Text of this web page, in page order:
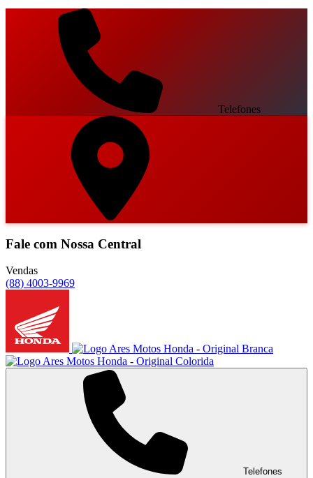
Telefones
Fale com Nossa Central
Vendas
(88) 4003-9969
Telefones